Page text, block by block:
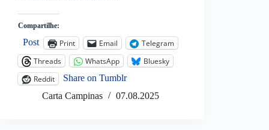
Compartilhe:
Post Print Email
Telegram
Threads
WhatsApp
Bluesky
Reddit
Share on Tumblr
Carta Campinas
07.08.2025